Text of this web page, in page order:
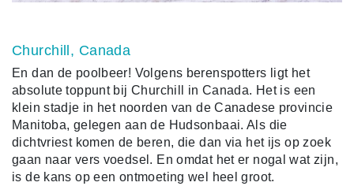
Churchill, Canada
En dan de poolbeer! Volgens berenspotters ligt het
absolute toppunt bij Churchill in Canada. Het is een
klein stadje in het noorden van de Canadese provincie
Manitoba, gelegen aan de Hudsonbaai. Als die
dichtvriest komen de beren, die dan via het ijs op zoek
gaan naar vers voedsel. En omdat het er nogal wat zijn,
is de kans op een ontmoeting wel heel groot.